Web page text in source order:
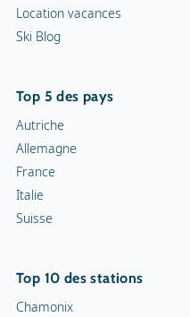
Location vacances
Ski Blog
Top 5 des pays
Autriche
Allemagne
France
Italie
Suisse
Top 10 des stations
Chamonix